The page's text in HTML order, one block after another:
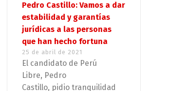
Pedro Castillo: Vamos a dar
estabilidad y garantías
jurídicas a las personas
que han hecho fortuna
25 de abril de 2021
El candidato de Perú
Libre, Pedro
Castillo, pidio tranquilidad